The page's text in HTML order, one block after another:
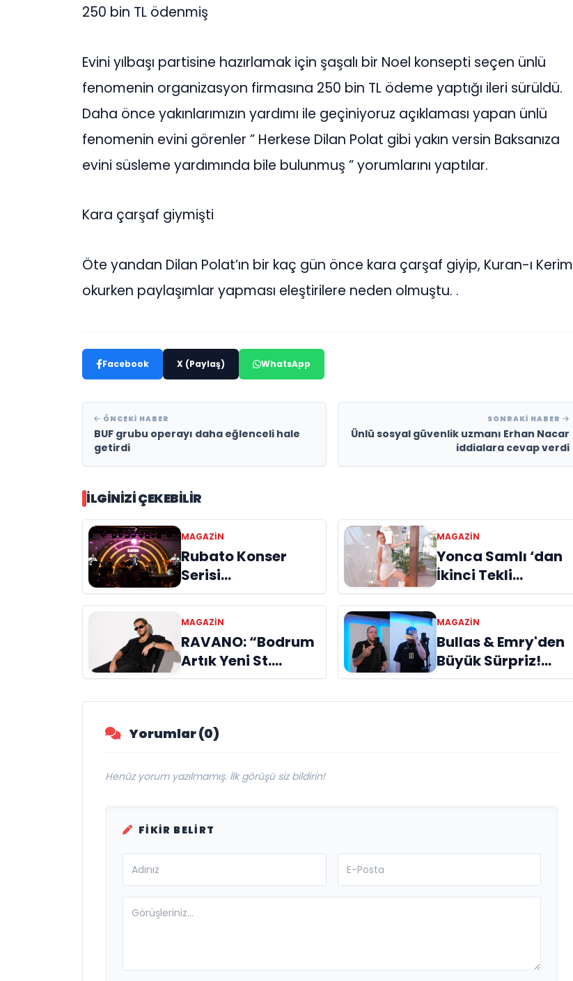
250 bin TL ödenmiş
Evini yılbaşı partisine hazırlamak için şaşalı bir Noel konsepti seçen ünlü
fenomenin organizasyon firmasına 250 bin TL ödeme yaptığı ileri sürüldü.
Daha önce yakınlarımızın yardımı ile geçiniyoruz açıklaması yapan ünlü
fenomenin evini görenler ” Herkese Dilan Polat gibi yakın versin Baksanıza
evini süsleme yardımında bile bulunmuş ” yorumlarını yaptılar.
Kara çarşaf giymişti
Öte yandan Dilan Polat’ın bir kaç gün önce kara çarşaf giyip, Kuran-ı Kerim
okurken paylaşımlar yapması eleştirilere neden olmuştu. .
Facebook X (Paylaş) WhatsApp
ÖNCEKI HABER
BUF grubu operayı daha eğlenceli hale
getirdi
SONRAKI HABER
Ünlü sosyal güvenlik uzmanı Erhan Nacar
iddialara cevap verdi
İLGINIZI ÇEKEBILIR
MAGAZIN
Rubato Konser
Serisi
Müzikseverlerle
Buluşmaya Devam
Ediyor
MAGAZIN
Yonca Samlı ‘dan
İkinci Tekli
“Donacaksın
Sevgilim “
yayımlandı
MAGAZIN
RAVANO: “Bodrum
Artık Yeni St.
Tropez Değil, Kendi
Başına Bir
MAGAZIN
Bullas & Emry'den
Büyük Sürpriz!
"Kaç Kurtul" ile
Tarz Değiştirdiler
Yorumlar (0)
Henüz yorum yazılmamış. İlk görüşü siz bildirin!
FIKIR BELIRT